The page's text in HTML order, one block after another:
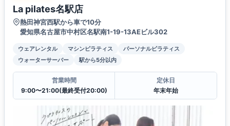
La pilates名駅店
熱田神宮西駅から車で10分
愛知県名古屋市中村区名駅南1-19-13AEビル302
ウェアレンタル マシンピラティス
パーソナルピラティス
ウォーターサーバー
駅から5分以内
営業時間
9:00〜21:00(最終受付20:00)
定休日
年末年始